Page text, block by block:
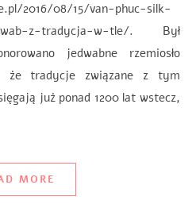
2016/08/15/van-phuc-silk-
z-tradycja-w-tle/. Był
jedwabne rzemiosło
że tradycje związane z tym
już ponad 1200 lat wstecz,
MORE